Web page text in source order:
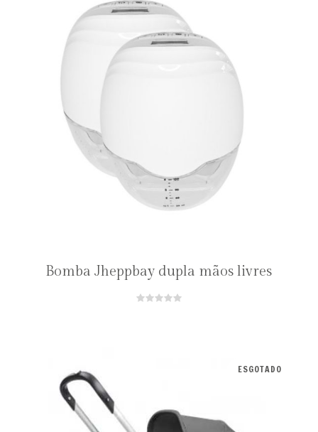
Bomba Jheppbay dupla mãos livres
ESGOTADO